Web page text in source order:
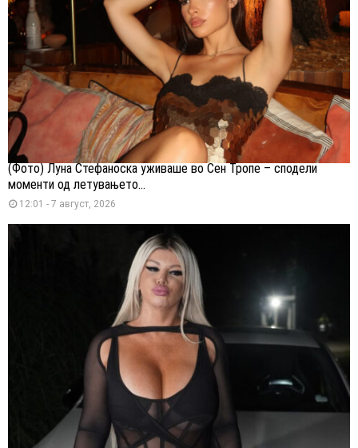
(Фото) Луна Стефаноска уживаше во Сен Тропе – сподели
моменти од летувањето...
12:01 - 7 август, 2026